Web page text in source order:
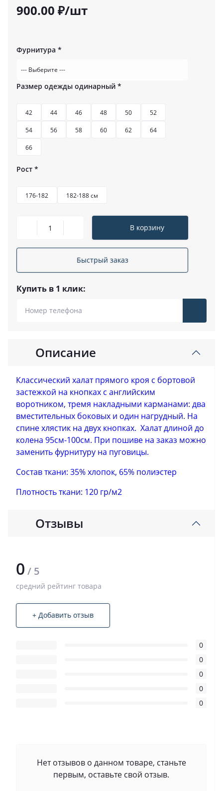
900.00 ₽/шт
Фурнитура *
Размер одежды одинарный *
42 44 46 48 50 52
54 56 58 60 62 64
66
Рост *
176-182 182-188 см
В корзину
Быстрый заказ
Купить в 1 клик:
Описание
Классический халат прямого кроя с бортовой
застежкой на кнопках с английским
воротником, тремя накладными карманами: два
вместительных боковых и один нагрудный. На
спине хлястик на двух кнопках. Халат длиной до
колена 95см-100см. При пошиве на заказ можно
заменить фурнитуру на пуговицы.
Состав ткани: 35% хлопок, 65% полиэстер
Плотность ткани: 120 гр/м2
Отзывы
0 / 5
средний рейтинг товара
+ Добавить отзыв
0
0
0
0
0
Нет отзывов о данном товаре, станьте
первым, оставьте свой отзыв.